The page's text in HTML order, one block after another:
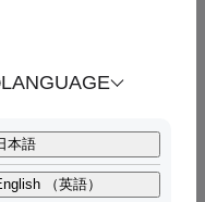
LANGUAGE
本語
（英語）
交通アクセス
サイトマップ